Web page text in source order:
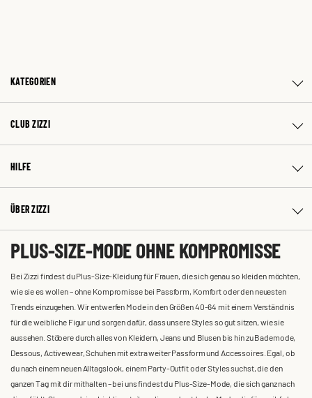
KATEGORIEN
CLUB ZIZZI
HILFE
ÜBER ZIZZI
PLUS-SIZE-MODE OHNE KOMPROMISSE
Bei Zizzi findest du Plus-Size-Kleidung für Frauen, die sich genau so kleiden möchten,
wie sie es wollen – ohne Kompromisse bei Passform, Komfort oder den neuesten
Trends einzugehen. Wir entwerfen Mode in den Größen 40-64 mit einem Verständnis
für die weibliche Figur und sorgen dafür, dass unsere Styles so gut sitzen, wie sie
aussehen. Stöbere durch alles von Kleidern, Jeans und Blusen bis hin zu Bademode,
Dessous, Activewear, Schuhen mit extra weiter Passform und Accessoires. Egal, ob
du nach einem neuen Alltagslook, einem Party-Outfit oder Styles suchst, die den
ganzen Tag mit dir mithalten – bei uns findest du Plus-Size-Mode, die sich ganz nach